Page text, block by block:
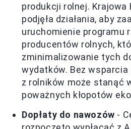
produkcji rolnej. Krajowa
podjęła działania, aby
uruchomienie programu
producentów rolnych,
zminimalizowanie tych
wydatków. Bez
z rolników może stanąć
poważnych kłopotów
Dopłaty do nawozów -